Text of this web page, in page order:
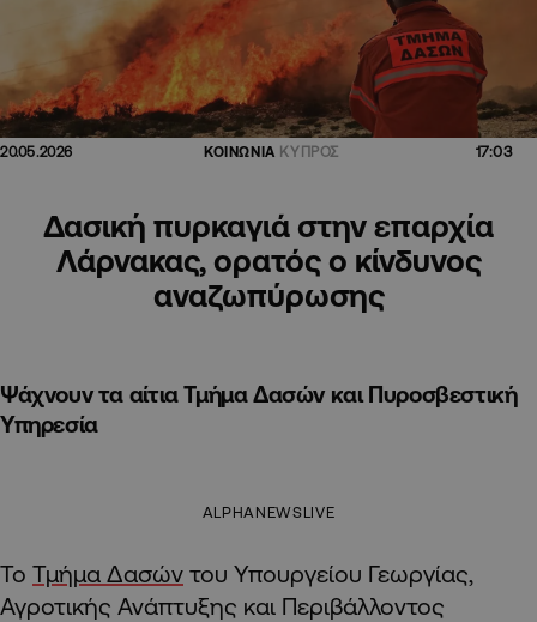
20.05.2026 ΚΟΙΝΩΝΙΑ ΚΥΠΡΟΣ 17:03
Δασική πυρκαγιά στην επαρχία
Λάρνακας, ορατός ο κίνδυνος
αναζωπύρωσης
Ψάχνουν τα αίτια Τμήμα Δασών και Πυροσβεστική
Υπηρεσία
ALPHANEWSLIVE
Το Τμήμα Δασών του Υπουργείου Γεωργίας,
Αγροτικής Ανάπτυξης και Περιβάλλοντος